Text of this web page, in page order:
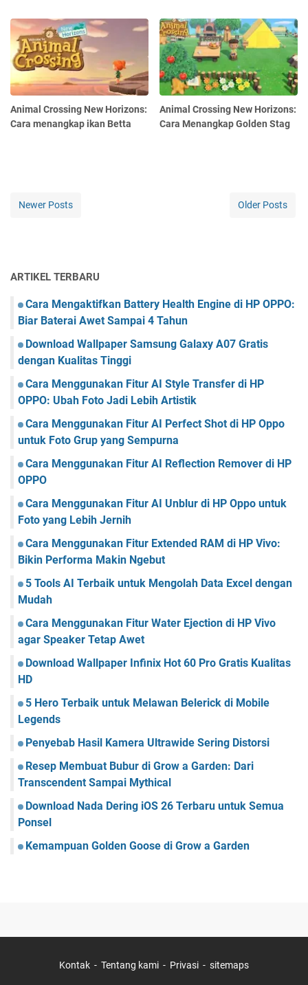
Animal Crossing New Horizons:
Cara menangkap ikan Betta
Animal Crossing New Horizons:
Cara Menangkap Golden Stag
Newer Posts Older Posts
ARTIKEL TERBARU
Cara Mengaktifkan Battery Health Engine di HP OPPO:
Biar Baterai Awet Sampai 4 Tahun
Download Wallpaper Samsung Galaxy A07 Gratis
dengan Kualitas Tinggi
Cara Menggunakan Fitur AI Style Transfer di HP
OPPO: Ubah Foto Jadi Lebih Artistik
Cara Menggunakan Fitur AI Perfect Shot di HP Oppo
untuk Foto Grup yang Sempurna
Cara Menggunakan Fitur AI Reflection Remover di HP
OPPO
Cara Menggunakan Fitur AI Unblur di HP Oppo untuk
Foto yang Lebih Jernih
Cara Menggunakan Fitur Extended RAM di HP Vivo:
Bikin Performa Makin Ngebut
5 Tools AI Terbaik untuk Mengolah Data Excel dengan
Mudah
Cara Menggunakan Fitur Water Ejection di HP Vivo
agar Speaker Tetap Awet
Download Wallpaper Infinix Hot 60 Pro Gratis Kualitas
HD
5 Hero Terbaik untuk Melawan Belerick di Mobile
Legends
Penyebab Hasil Kamera Ultrawide Sering Distorsi
Resep Membuat Bubur di Grow a Garden: Dari
Transcendent Sampai Mythical
Download Nada Dering iOS 26 Terbaru untuk Semua
Ponsel
Kemampuan Golden Goose di Grow a Garden
Kontak Tentang kami Privasi sitemaps